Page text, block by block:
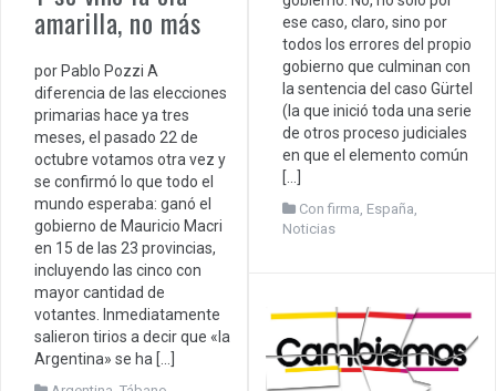
ese caso, claro, sino por
todos los errores del propio
gobierno que culminan con
la sentencia del caso Gürtel
(la que inició toda una serie
de otros proceso judiciales
en que el elemento común
[…]
Con firma, España,
Noticias
amarilla, no más
por Pablo Pozzi A
diferencia de las elecciones
primarias hace ya tres
meses, el pasado 22 de
octubre votamos otra vez y
se confirmó lo que todo el
mundo esperaba: ganó el
gobierno de Mauricio Macri
en 15 de las 23 provincias,
incluyendo las cinco con
mayor cantidad de
votantes. Inmediatamente
salieron tirios a decir que «la
Argentina» se ha […]